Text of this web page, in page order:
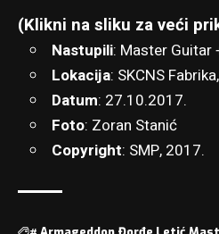
(Klikni na sliku za veći
Nastupili: Master Guitar
Lokacija: SKCNS
Datum: 27.10.2017.
Foto: Zoran Stanić
Copyright: SMP, 2017.